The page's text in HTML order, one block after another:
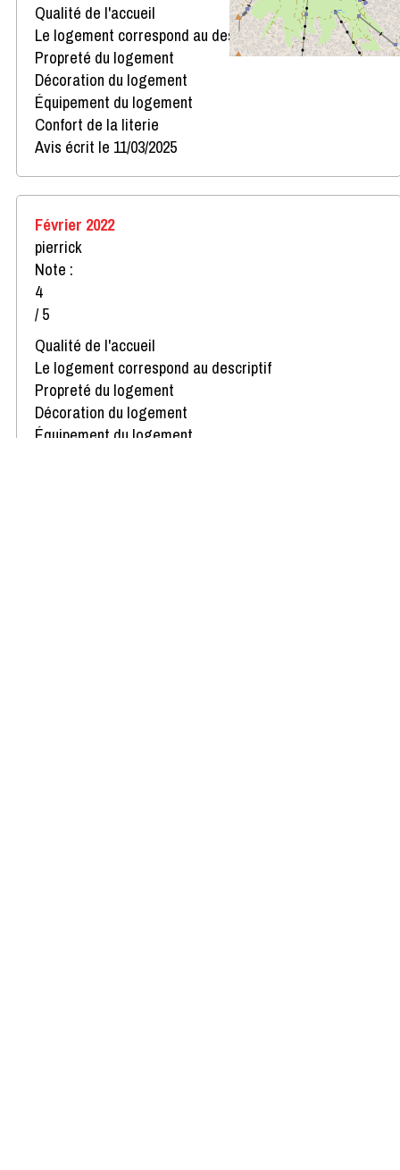
Qualité de l'accueil
Le logement correspond au descriptif
Propreté du logement
Décoration du logement
Équipement du logement
Confort de la literie
Avis écrit le 11/03/2025
Février 2022
pierrick
Note :
4
/ 5
Qualité de l'accueil
Le logement correspond au descriptif
Propreté du logement
Décoration du logement
Équipement du logement